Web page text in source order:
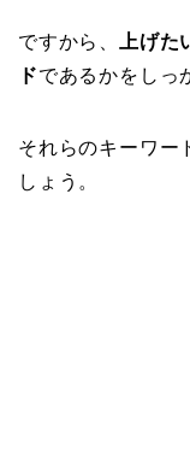
ですから、
上げ
ドであるかをしっ
それらのキーワー
しょう。